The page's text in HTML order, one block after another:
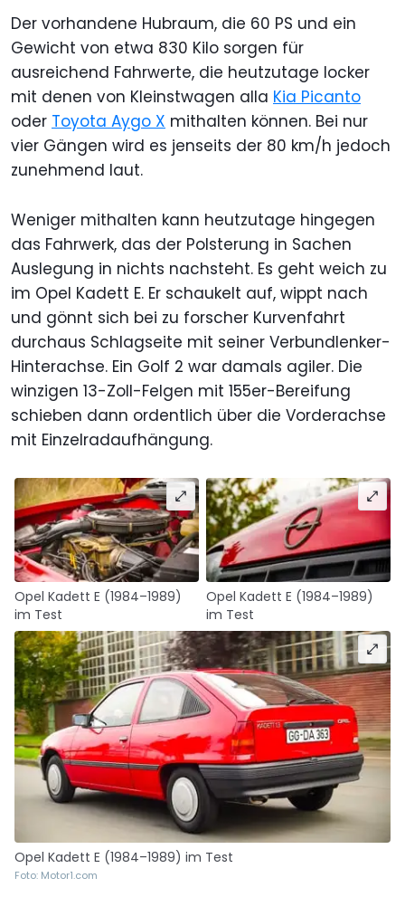
Der vorhandene Hubraum, die 60 PS und ein
Gewicht von etwa 830 Kilo sorgen für
ausreichend Fahrwerte, die heutzutage locker
mit denen von Kleinstwagen alla Kia Picanto
oder Toyota Aygo X mithalten können. Bei nur
vier Gängen wird es jenseits der 80 km/h jedoch
zunehmend laut.
Weniger mithalten kann heutzutage hingegen
das Fahrwerk, das der Polsterung in Sachen
Auslegung in nichts nachsteht. Es geht weich zu
im Opel Kadett E. Er schaukelt auf, wippt nach
und gönnt sich bei zu forscher Kurvenfahrt
durchaus Schlagseite mit seiner Verbundlenker-
Hinterachse. Ein Golf 2 war damals agiler. Die
winzigen 13-Zoll-Felgen mit 155er-Bereifung
schieben dann ordentlich über die Vorderachse
mit Einzelradaufhängung.
Opel Kadett E (1984–1989)
im Test
Opel Kadett E (1984–1989)
im Test
Opel Kadett E (1984–1989) im Test
Foto: Motor1.com